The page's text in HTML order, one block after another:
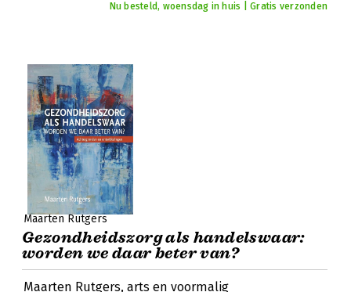
Nu besteld, woensdag in huis | Gratis verzonden
Maarten Rutgers
Gezondheidszorg als handelswaar:
worden we daar beter van?
Maarten Rutgers, arts en voormalig